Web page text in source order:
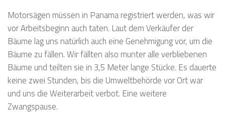
Motorsägen müssen in Panama registriert werden, was wir
vor Arbeitsbeginn auch taten. Laut dem Verkäufer der
Bäume lag uns natürlich auch eine Genehmigung vor, um die
Bäume zu fällen. Wir fällten also munter alle verbliebenen
Bäume und teilten sie in 3,5 Meter lange Stücke. Es dauerte
keine zwei Stunden, bis die Umweltbehörde vor Ort war
und uns die Weiterarbeit verbot. Eine weitere
Zwangspause.